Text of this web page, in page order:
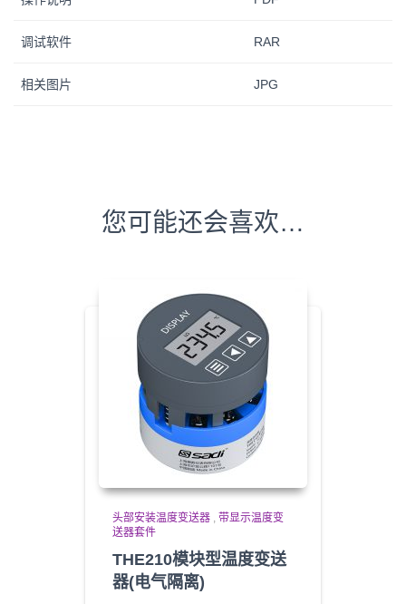
调试软件 RAR
相关图片 JPG
您可能还会喜欢…
头部安装温度变送器 , 带显示温度变
送器套件
THE210模块型温度变送
器(电气隔离)